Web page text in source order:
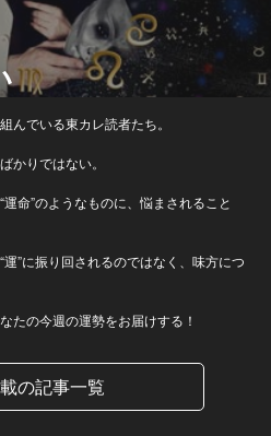
んでいる東カレ読者たち。
かりではない。
命”のようなものに、悩まされること
”に振り回されるのではなく、味方につ
たの今週の運勢をお届けする！
の記事一覧